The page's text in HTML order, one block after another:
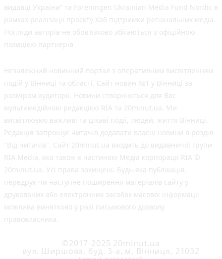
видавці України” та Foreningen Ukrainian Media Fund Nordic в
рамках реалізації проєкту Хаб підтримки регіональних медіа.
Погляди авторів не обов'язково збігаються з офіційною
позицією партнерів
Незалежний новинний портал з оперативним висвітленням
подій у Вінниці та області. Сайт новин №1 у Вінниці за
розміром аудиторії. Новини створюються для Вас
мультимедійною редакцією RIA та 20minut.ua. Ми
висвітлюємо важливі та цікаві події, людей, життя Вінниці.
Редакція запрошує читачів додавати власні новини в розділ
"Від читачів". Сайт 20minut.ua входить до видавничої групи
RIA Media, яка також є частиною Медіа корпорації RIA ©
20minut.ua. Усі права захищені. Будь-яка публiкацiя,
передрук чи наступне поширення матеріалів сайту у
друкованих або електронних засобах масової інформації
можлива винятково у разі письмового дозволу
правовласника.
©2017-2025 20minut.ua
вул. Ширшова, буд. 3-а, м. Вінниця, 21032